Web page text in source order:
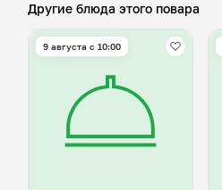
Другие блюда этого повара
9 августа с 10:00